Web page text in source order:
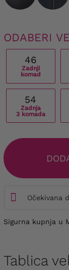
ODABERI
46
Zadnji
komad
54
Zadnja
3 komada
Očekivana
Sigurna kupnja u
Tablica